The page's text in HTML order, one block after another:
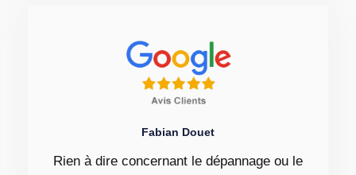
Fabian Douet
Rien à dire concernant le dépannage ou le